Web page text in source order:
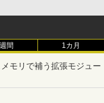
間 1カ月
モリで補う拡張モジュー